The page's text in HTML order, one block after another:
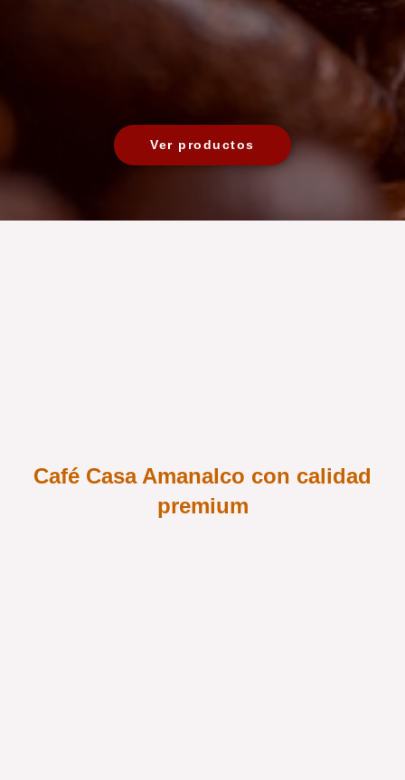
Ver productos
Café Casa Amanalco con calidad
premium